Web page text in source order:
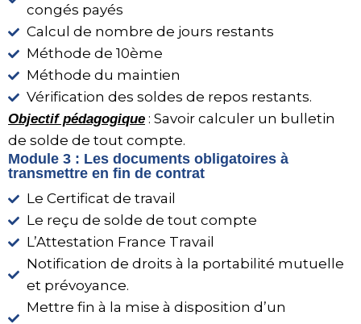
congés payés
Calcul de nombre de jours restants
Méthode de 10ème
Méthode du maintien
Vérification des soldes de repos restants.
Objectif pédagogique : Savoir calculer un bulletin
de solde de tout compte.
Module 3 : Les documents obligatoires à
transmettre en fin de contrat
Le Certificat de travail
Le reçu de solde de tout compte
L’Attestation France Travail
Notification de droits à la portabilité mutuelle
et prévoyance.
Mettre fin à la mise à disposition d’un